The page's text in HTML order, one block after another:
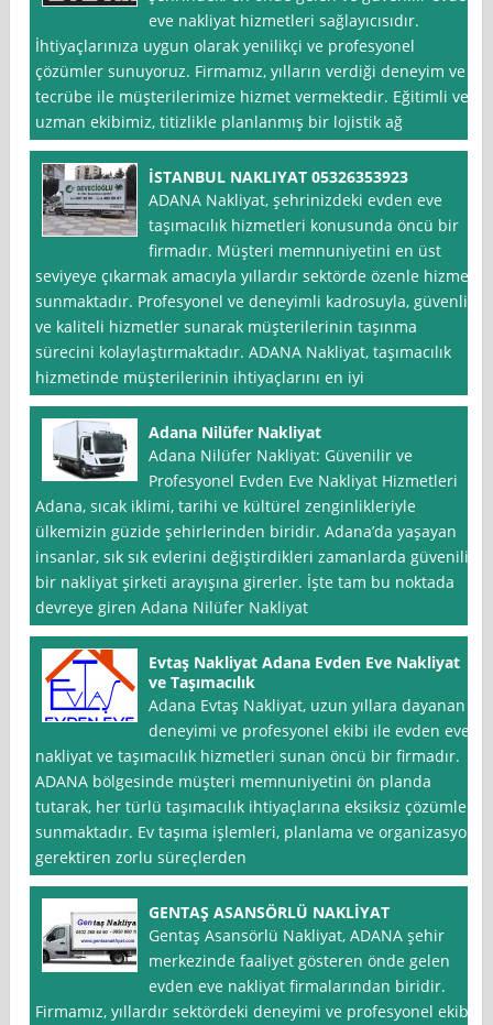
eve nakliyat hizmetleri sağlayıcısıdır.
İhtiyaçlarınıza uygun olarak yenilikçi ve profesyonel
çözümler sunuyoruz. Firmamız, yılların verdiği deneyim ve
tecrübe ile müşterilerimize hizmet vermektedir. Eğitimli ve
uzman ekibimiz, titizlikle planlanmış bir lojistik ağ
İSTANBUL NAKLIYAT 05326353923
ADANA Nakliyat, şehrinizdeki evden eve
taşımacılık hizmetleri konusunda öncü bir
firmadır. Müşteri memnuniyetini en üst
seviyeye çıkarmak amacıyla yıllardır sektörde özenle hizmet
sunmaktadır. Profesyonel ve deneyimli kadrosuyla, güvenli
ve kaliteli hizmetler sunarak müşterilerinin taşınma
sürecini kolaylaştırmaktadır. ADANA Nakliyat, taşımacılık
hizmetinde müşterilerinin ihtiyaçlarını en iyi
Adana Nilüfer Nakliyat
Adana Nilüfer Nakliyat: Güvenilir ve
Profesyonel Evden Eve Nakliyat Hizmetleri
Adana, sıcak iklimi, tarihi ve kültürel zenginlikleriyle
ülkemizin güzide şehirlerinden biridir. Adana’da yaşayan
insanlar, sık sık evlerini değiştirdikleri zamanlarda güvenilir
bir nakliyat şirketi arayışına girerler. İşte tam bu noktada
devreye giren Adana Nilüfer Nakliyat
Evtaş Nakliyat Adana Evden Eve Nakliyat
ve Taşımacılık
Adana Evtaş Nakliyat, uzun yıllara dayanan
deneyimi ve profesyonel ekibi ile evden eve
nakliyat ve taşımacılık hizmetleri sunan öncü bir firmadır.
ADANA bölgesinde müşteri memnuniyetini ön planda
tutarak, her türlü taşımacılık ihtiyaçlarına eksiksiz çözümler
sunmaktadır. Ev taşıma işlemleri, planlama ve organizasyon
gerektiren zorlu süreçlerden
GENTAŞ ASANSÖRLÜ NAKLİYAT
Gentaş Asansörlü Nakliyat, ADANA şehir
merkezinde faaliyet gösteren önde gelen
evden eve nakliyat firmalarından biridir.
Firmamız, yıllardır sektördeki deneyimi ve profesyonel ekibi